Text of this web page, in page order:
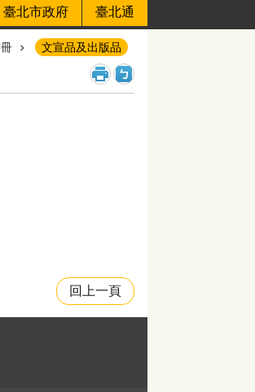
臺北市政府 臺北通
文宣品及出版品
回上一頁